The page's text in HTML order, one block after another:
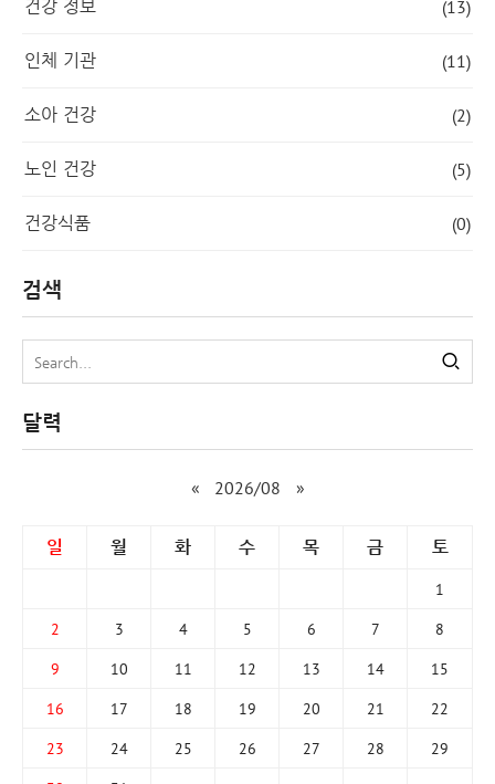
건강 정보 (13)
인체 기관 (11)
소아 건강 (2)
노인 건강 (5)
건강식품 (0)
검색
달력
« 2026/08 »
일 월 화 수 목 금
토
1
2
3 4 5 6 7
8
9
10 11 12 13 14
15
16
17 18 19 20 21
22
23
24 25 26 27 28
29